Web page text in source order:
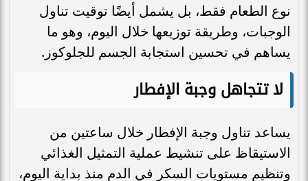
نوع الطعام فقط، بل يشمل أيضًا توقيت تناول
الوجبات، وطريقة توزيعها خلال اليوم، وهو ما
يساهم في تحسين استجابة الجسم للجلوكوز.
لا تتجاهل وجبة الإفطار
يساعد تناول وجبة الإفطار خلال ساعتين من
الاستيقاظ على تنشيط عملية التمثيل الغذائي
وتنظيم مستويات السكر في الدم منذ بداية اليوم،